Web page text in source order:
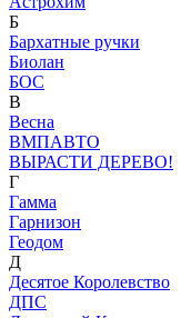
Б
Бархатные ручки
Биолан
БОС
В
Весна
ВМПАВТО
ВЫРАСТИ ДЕРЕВО!
Г
Гамма
Гарнизон
Геодом
Д
Десятое Королевство
ДПС